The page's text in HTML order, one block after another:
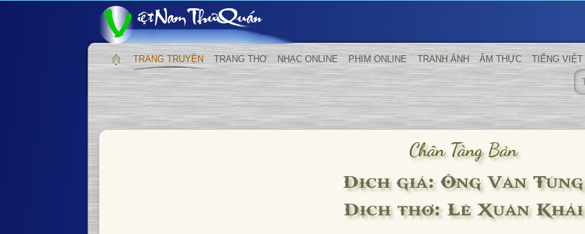
TRANG TRUYỆN TRANG THƠ NHẠC ONLINE PHIM ONLINE TRANH ẢNH ẨM THỰC TIẾNG VIỆT
Chân Tàng Bản
Dịch giả: Ông Văn Tùng
Dịch thơ: Lê Xuân Khải